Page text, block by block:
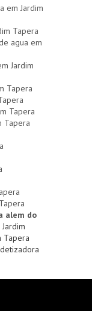
em Jardim
Tapera
agua em
Jardim
Tapera
Tapera
Tapera
alem do
Tapera